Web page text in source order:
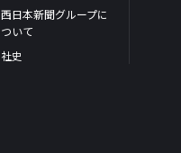
西日本新聞グループに
ついて
社史